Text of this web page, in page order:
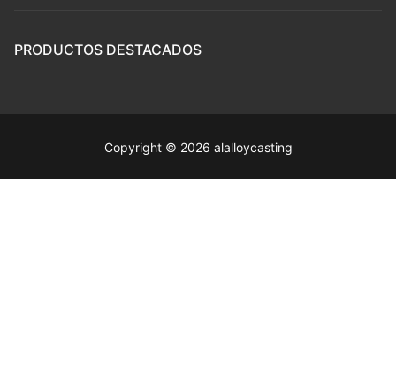
PRODUCTOS DESTACADOS
Copyright © 2026 alalloycasting